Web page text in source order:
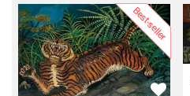
Best-seller